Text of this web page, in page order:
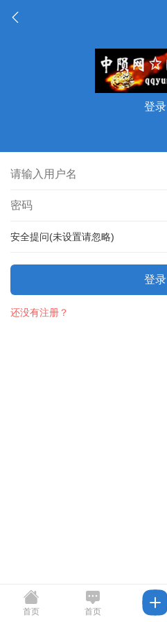
登录
安全提问(未设置请忽略)
登录
还没有注册？
首页 首页